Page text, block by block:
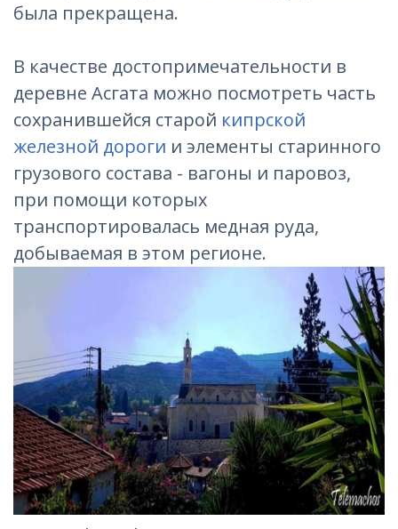
была прекращена.
В качестве достопримечательности в
деревне Асгата можно посмотреть часть
сохранившейся старой кипрской
железной дороги и элементы старинного
грузового состава - вагоны и паровоз,
при помощи которых
транспортировалась медная руда,
добываемая в этом регионе.